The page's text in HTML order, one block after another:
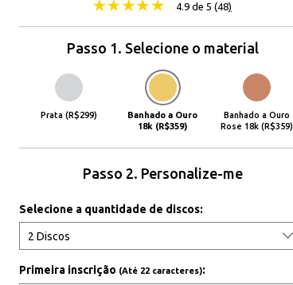
4.9 de 5 (48)
Passo 1. Selecione o material
Prata (R$299)
Banhado a Ouro
18k (R$359)
Banhado a Ouro
Rose 18k (R$359)
Passo 2. Personalize-me
Selecione a quantidade de discos:
Primeira inscrição (Até 22 caracteres):